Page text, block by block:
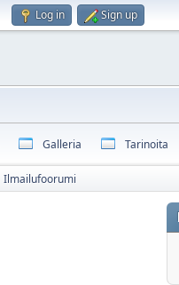
Log in Sign up
Galleria Tarinoita
Ilmailufoorumi